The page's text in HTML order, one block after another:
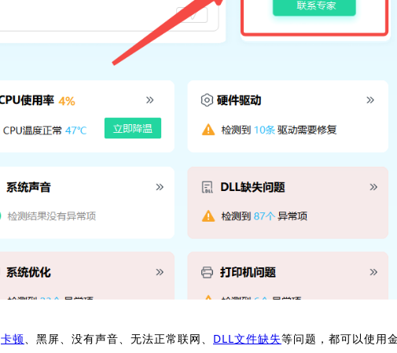
卡顿、黑屏、没有声音、无法正常联网、 DLL文件缺失等问题，都可以使用